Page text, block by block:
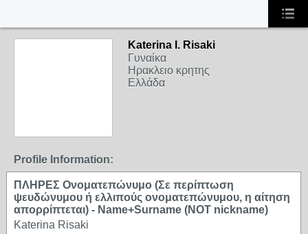
Katerina I. Risaki
Γυναίκα
Ηρακλειο κρητης
Ελλάδα
Profile Information:
ΠΛΗΡΕΣ Ονοματεπώνυμο (Σε περίπτωση
ψευδώνυμου ή ελλιπούς ονοματεπώνυμου, η αίτηση
απορρίπτεται) - Name+Surname (NOT nickname)
Katerina Risaki